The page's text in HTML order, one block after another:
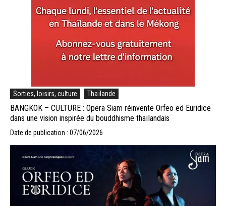
Sorties, loisirs, culture Thaïlande
BANGKOK – CULTURE : Opera Siam réinvente Orfeo ed Euridice
dans une vision inspirée du bouddhisme thaïlandais
Date de publication : 07/06/2026